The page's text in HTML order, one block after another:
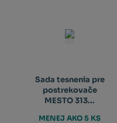
Sada tesnenia pre
postrekovače
MESTO 313...
MENEJ AKO 5 KS